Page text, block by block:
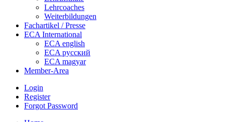
Lehrcoaches
Weiterbildungen
Fachartikel / Presse
ECA International
ECA english
ECA русский
ECA magyar
Member-Area
Login
Register
Forgot Password